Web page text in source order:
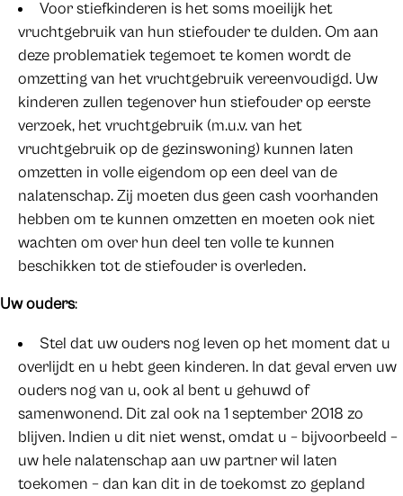
Voor stiefkinderen is het soms moeilijk het
vruchtgebruik van hun stiefouder te dulden. Om aan
deze problematiek tegemoet te komen wordt de
omzetting van het vruchtgebruik vereenvoudigd. Uw
kinderen zullen tegenover hun stiefouder op eerste
verzoek, het vruchtgebruik (m.u.v. van het
vruchtgebruik op de gezinswoning) kunnen laten
omzetten in volle eigendom op een deel van de
nalatenschap. Zij moeten dus geen cash voorhanden
hebben om te kunnen omzetten en moeten ook niet
wachten om over hun deel ten volle te kunnen
beschikken tot de stiefouder is overleden.
Uw ouders:
Stel dat uw ouders nog leven op het moment dat u
overlijdt en u hebt geen kinderen. In dat geval erven uw
ouders nog van u, ook al bent u gehuwd of
samenwonend. Dit zal ook na 1 september 2018 zo
blijven. Indien u dit niet wenst, omdat u – bijvoorbeeld –
uw hele nalatenschap aan uw partner wil laten
toekomen – dan kan dit in de toekomst zo gepland